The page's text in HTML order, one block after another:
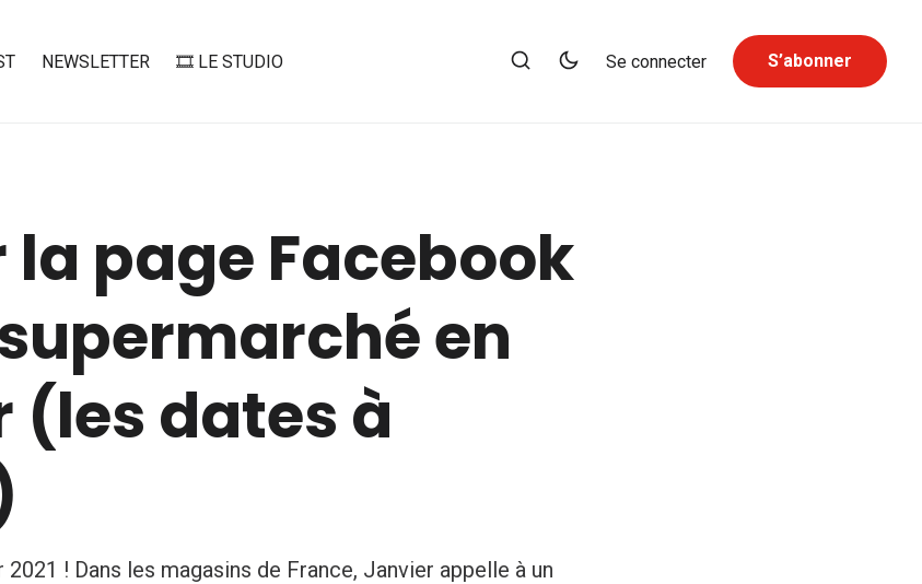
NEWSLETTER 🎞️ LE STUDIO Se connecter S’abonner
page Facebook
en
(les dates à
! Dans les magasins de France, Janvier appelle à un